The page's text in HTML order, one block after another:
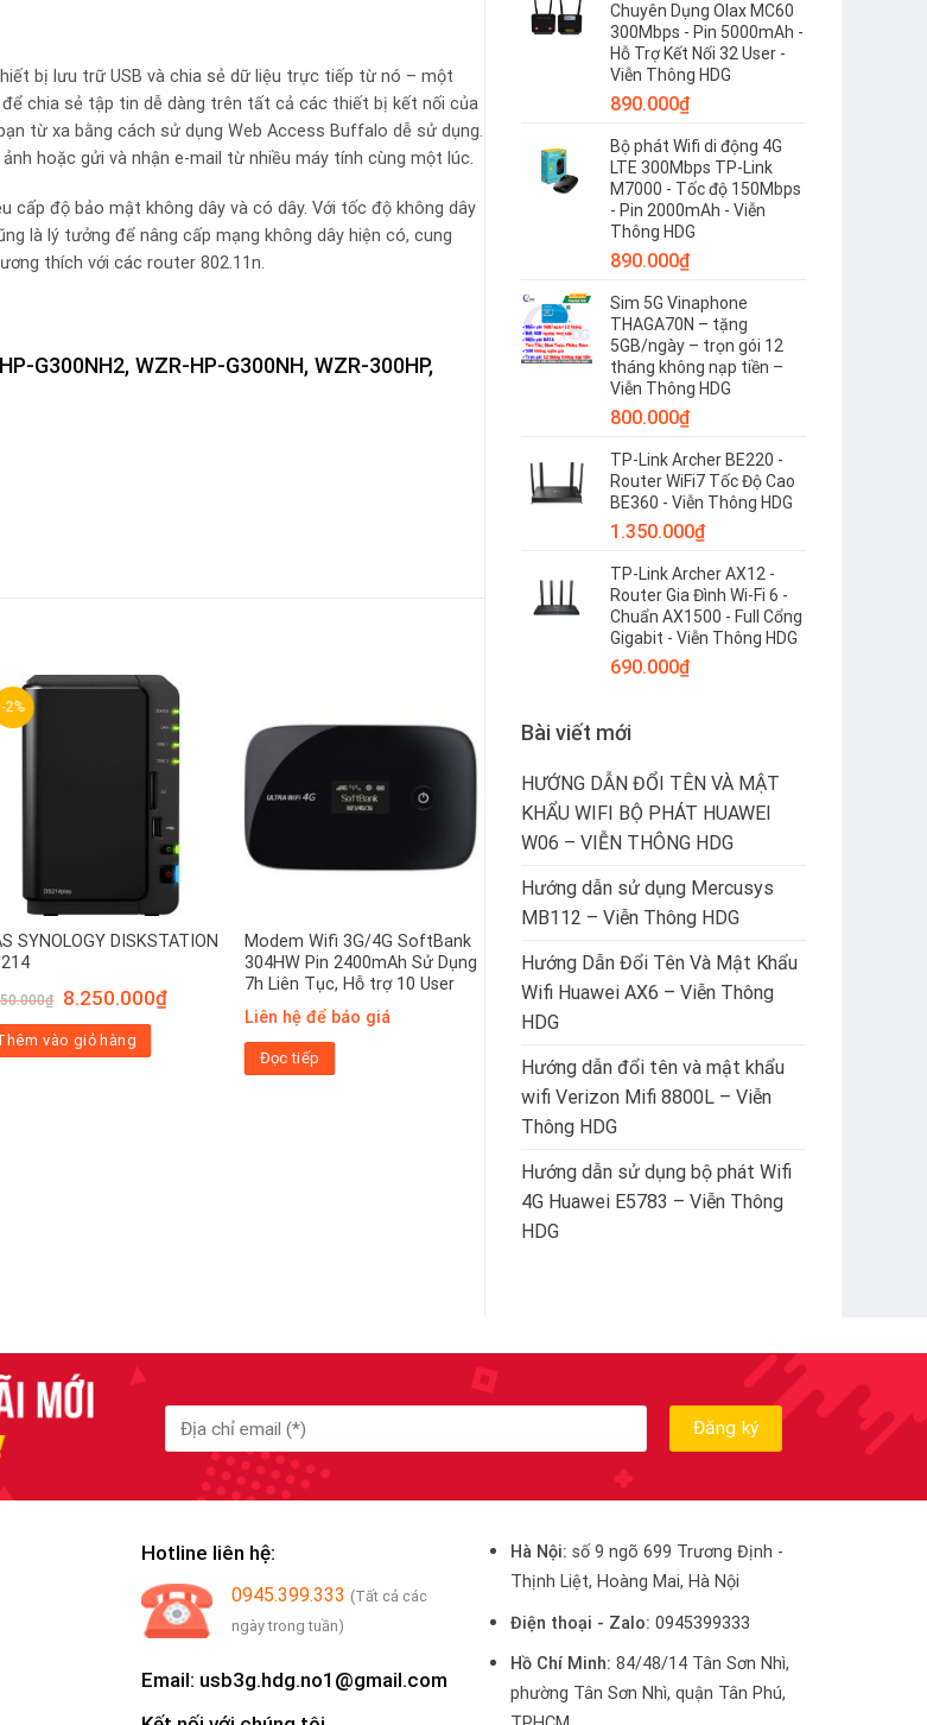
Chuyên Dụng Olax MC60
300Mbps - Pin 5000mAh -
Hỗ Trợ Kết Nối 32 User -
Viễn Thông HDG
890.000₫
Bộ phát Wifi di động 4G
LTE 300Mbps TP-Link
M7000 - Tốc độ 150Mbps
- Pin 2000mAh - Viễn
Thông HDG
890.000₫
Sim 5G Vinaphone
THAGA70N – tặng
5GB/ngày – trọn gói 12
tháng không nạp tiền –
Viễn Thông HDG
800.000₫
TP-Link Archer BE220 -
Router WiFi7 Tốc Độ Cao
BE360 - Viễn Thông HDG
1.350.000₫
TP-Link Archer AX12 -
Router Gia Đình Wi-Fi 6 -
Chuẩn AX1500 - Full Cổng
Gigabit - Viễn Thông HDG
690.000₫
Bài viết mới
HƯỚNG DẪN ĐỔI TÊN VÀ MẬT
KHẨU WIFI BỘ PHÁT HUAWEI
W06 – VIỄN THÔNG HDG
Hướng dẫn sử dụng Mercusys
MB112 – Viễn Thông HDG
Hướng Dẫn Đổi Tên Và Mật Khẩu
Wifi Huawei AX6 – Viễn Thông
HDG
Hướng dẫn đổi tên và mật khẩu
wifi Verizon Mifi 8800L – Viễn
Thông HDG
Hướng dẫn sử dụng bộ phát Wifi
4G Huawei E5783 – Viễn Thông
HDG
bị lưu trữ USB và chia sẻ dữ liệu trực tiếp từ nó – một
chia sẻ tập tin dễ dàng trên tất cả các thiết bị kết nối của
từ xa bằng cách sử dụng Web Access Buffalo dễ sử dụng.
hoặc gửi và nhận e-mail từ nhiều máy tính cùng một lúc.
cấp độ bảo mật không dây và có dây. Với tốc độ không dây
là lý tưởng để nâng cấp mạng không dây hiện có, cung
thích với các router 802.11n.
G300NH2, WZR-HP-G300NH, WZR-300HP,
-2%
SYNOLOGY DISKSTATION
₫
Giá
gốc
là:
8.450.000₫.
8.250.000₫Giá
hiện
vào giỏ hàng
Modem Wifi 3G/4G SoftBank
304HW Pin 2400mAh Sử Dụng
7h Liên Tục, Hỗ trợ 10 User
Liên hệ để báo giá
Đọc tiếp
Hotline liên hệ:
0945.399.333 (Tất cả các
ngày trong tuần)
Email: usb3g.hdg.no1@gmail.com
Hà Nội:số 9 ngõ 699 Trương Định -
Thịnh Liệt, Hoàng Mai, Hà Nội
Điện thoại - Zalo: 0945399333
Hồ Chí Minh: 84/48/14 Tân Sơn Nhì,
phường Tân Sơn Nhì, quận Tân Phú,